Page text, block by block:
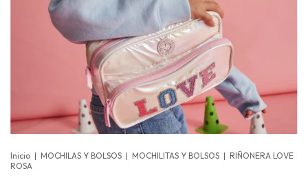
Inicio | MOCHILAS Y BOLSOS | MOCHILITAS Y BOLSOS | RIÑONERA LOVE
ROSA